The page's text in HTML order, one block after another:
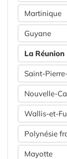
Martinique
Guyane
La Réunion
Saint-
Nouvelle-
Wallis-et-
Polynésie
Mayotte